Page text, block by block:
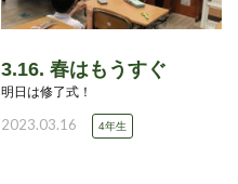
3.16. 春はもうすぐ
明日は修了式！
2023.03.16 4年生